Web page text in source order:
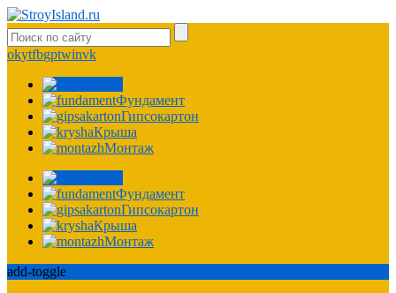
okytfbgptwinvk
Фундамент
Гипсокартон
Крыша
Монтаж
Фундамент
Гипсокартон
Крыша
Монтаж
add-toggle